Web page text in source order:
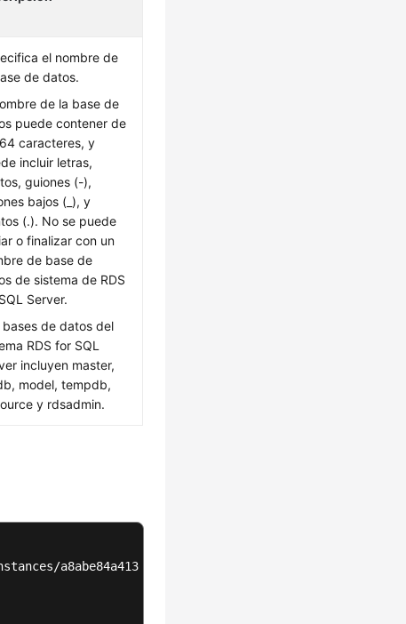
el nombre de
de datos.
de la base de
puede contener de
caracteres, y
incluir letras,
guiones (-),
bajos (_), y
(.). No se puede
o finalizar con un
de base de
de sistema de RDS
Server.
bases de datos del
RDS for SQL
incluyen master,
model, tempdb,
y rdsadmin.
a8abe84a41364097be7c233c39275087in04/database